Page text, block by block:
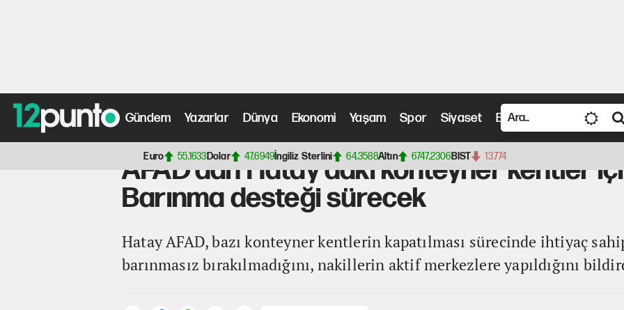
Gündem Yazarlar Dünya Ekonomi Yaşam Spor Siyaset Bilim ve Teknoloji
Euro 55,1633Dolar 47,6949İngiliz Sterlini 64,3588Altın 6747,2306BIST 13.774
Anasayfa>Kamu Gündemi Haberleri> AFAD’dan Hatay’daki konteyner kentler için açıklama: Barınma desteği sürecek
AFAD’dan Hatay’daki konteyner kentler
Barınma desteği sürecek
Hatay AFAD, bazı konteyner kentlerin kapatılması sürecinde ihtiyaç
barınmasız bırakılmadığını, nakillerin aktif merkezlere yapıldığını